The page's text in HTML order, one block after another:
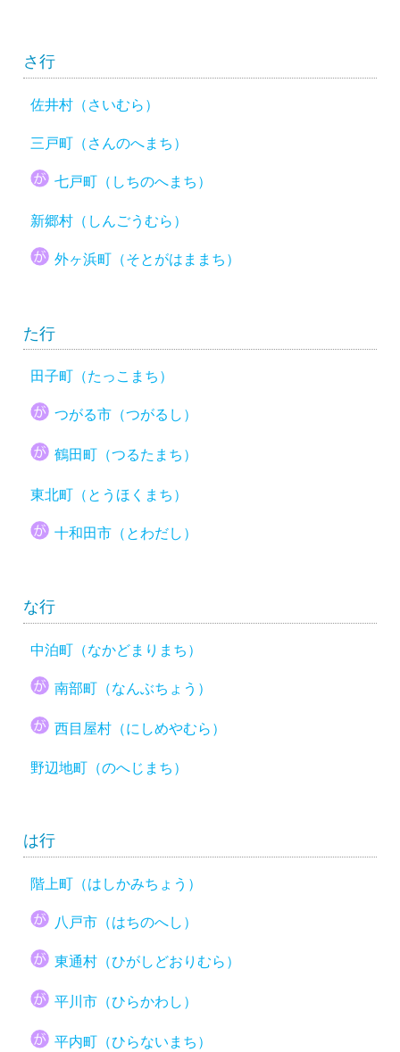
さ行
佐井村（さいむら）
三戸町（さんのへまち）
七戸町（しちのへまち）
新郷村（しんごうむら）
外ヶ浜町（そとがはままち）
た行
田子町（たっこまち）
つがる市（つがるし）
鶴田町（つるたまち）
東北町（とうほくまち）
十和田市（とわだし）
な行
中泊町（なかどまりまち）
南部町（なんぶちょう）
西目屋村（にしめやむら）
野辺地町（のへじまち）
は行
階上町（はしかみちょう）
八戸市（はちのへし）
東通村（ひがしどおりむら）
平川市（ひらかわし）
平内町（ひらないまち）